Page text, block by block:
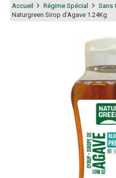
Accueil Régime Spécial
Sans
Naturgreen Sirop d’Agave 1.24Kg